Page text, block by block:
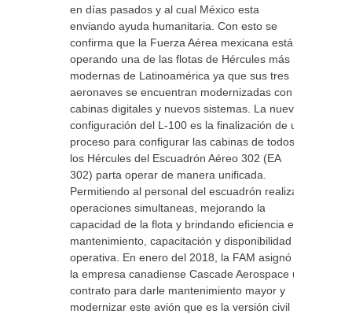
en días pasados y al cual México esta
enviando ayuda humanitaria. Con esto se
confirma que la Fuerza Aérea mexicana está
operando una de las flotas de Hércules más
modernas de Latinoamérica ya que sus tres
aeronaves se encuentran modernizadas con
cabinas digitales y nuevos sistemas. La nueva
configuración del L-100 es la finalización de un
proceso para configurar las cabinas de todos
los Hércules del Escuadrón Aéreo 302 (EA
302) parta operar de manera unificada.
Permitiendo al personal del escuadrón realizar
operaciones simultaneas, mejorando la
capacidad de la flota y brindando eficiencia en
mantenimiento, capacitación y disponibilidad
operativa. En enero del 2018, la FAM asignó a
la empresa canadiense Cascade Aerospace un
contrato para darle mantenimiento mayor y
modernizar este avión que es la versión civil